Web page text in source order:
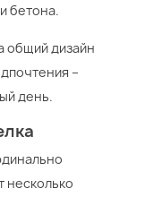
бетона.
общий дизайн
–
день.
несколько